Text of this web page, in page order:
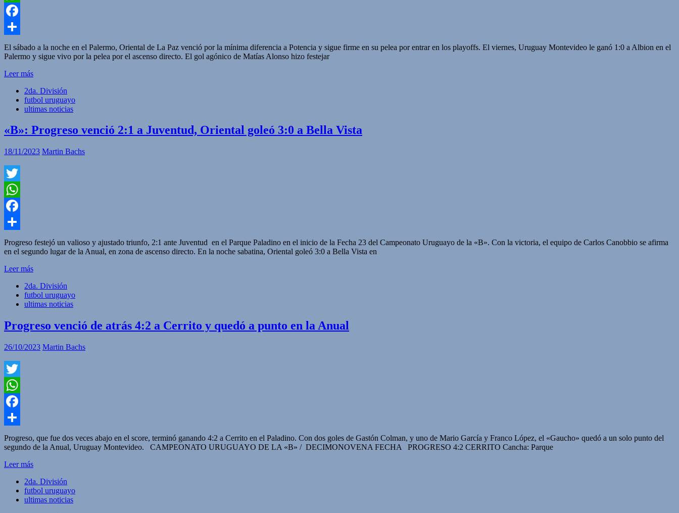
WhatsApp
Facebook
Compartir
El sábado a la noche en el Palermo, Oriental de La Paz venció por la mínima diferencia a Potencia y sigue firme en su pelea por entrar en los playoffs. El viernes, Uruguay Montevideo le ganó 1:0 a Albion en el
Palermo y sigue vivo por la pelea por el ascenso directo. El gol agónico de Matías Alonso hizo festejar
Leer más
2da. División
futbol uruguayo
ultimas noticias
«B»: Progreso venció 2:1 a Juventud, Oriental goleó 3:0 a Bella Vista
18/11/2023 Martin Bachs
Twitter
WhatsApp
Facebook
Compartir
Progreso festejó un valioso y ajustado triunfo, 2:1 ante Juventud en el Parque Paladino en el inicio de la Fecha 23 del Campeonato Uruguayo de la «B». Con la victoria, el equipo de Carlos Canobbio se afirma
en el segundo lugar de la Anual, en zona de ascenso directo. En la noche sabatina, Oriental goleó 3:0 a Bella Vista en
Leer más
2da. División
futbol uruguayo
ultimas noticias
Progreso venció de atrás 4:2 a Cerrito y quedó a punto en la Anual
26/10/2023 Martin Bachs
Twitter
WhatsApp
Facebook
Compartir
Progreso, que fue dos veces abajo en el score, terminó ganando 4:2 a Cerrito en el Paladino. Con dos goles de Gastón Colman, y uno de Mario García y Franco López, el «Gaucho» quedó a un solo punto del
segundo de la Anual, Uruguay Montevideo. CAMPEONATO URUGUAYO DE LA «B» / DECIMONOVENA FECHA PROGRESO 4:2 CERRITO Cancha: Parque
Leer más
2da. División
futbol uruguayo
ultimas noticias